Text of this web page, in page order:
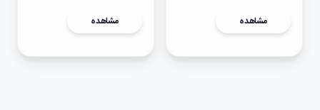
مشاهده مشاهده